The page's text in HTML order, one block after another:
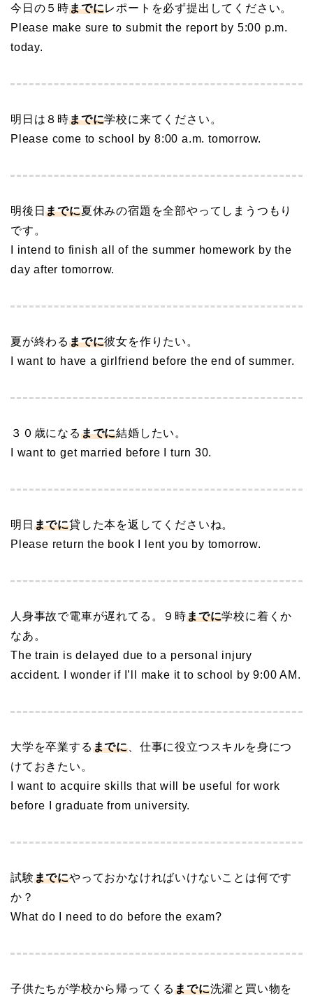
今日の５時までにレポートを必ず提出してください。
Please make sure to submit the report by 5:00 p.m.
today.
明日は８時までに学校に来てください。
Please come to school by 8:00 a.m. tomorrow.
明後日までに夏休みの宿題を全部やってしまうつもり
です。
I intend to finish all of the summer homework by the
day after tomorrow.
夏が終わるまでに彼女を作りたい。
I want to have a girlfriend before the end of summer.
３０歳になるまでに結婚したい。
I want to get married before I turn 30.
明日 までに貸した本を返してくださいね。
Please return the book I lent you by tomorrow.
人身事故で電車が遅れてる。９時までに学校に着くか
なあ。
The train is delayed due to a personal injury
accident. I wonder if I’ll make it to school by 9:00 AM.
大学を卒業するまでに 、仕事に役立つスキルを身につ
けておきたい。
I want to acquire skills that will be useful for work
before I graduate from university.
試験までにやっておかなければいけないことは何です
か？
What do I need to do before the exam?
子供たちが学校から帰ってくるまでに洗濯と買い物を